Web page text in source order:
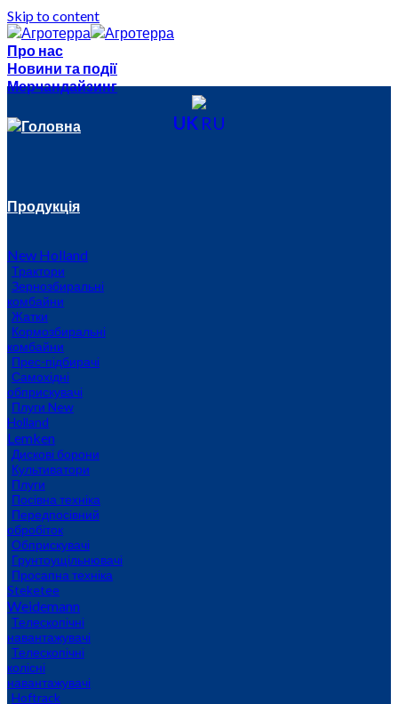
Skip to content
Про нас
Новини та події
Мерчандайзинг
UK RU
Головна
Продукція
New Holland
Трактори
Зернозбиральні
комбайни
Жатки
Кормозбиральні
комбайни
Прес-підбирачі
Самохідні
обприскувачі
Плуги New
Holland
Lemken
Дискові борони
Культиватори
Плуги
Посівна техніка
Передпосівний
обробіток
Обприскувачі
Грунтоущільнювачі
Просапна техніка
Steketee
Weidemann
Телескопічні
навантажувачі
Телескопічні
колісні
навантажувачі
Hoftrack